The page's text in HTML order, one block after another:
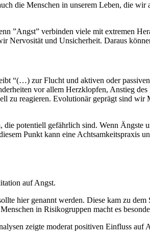
die Menschen in unserem Leben, die
”Angst” verbinden viele mit extremen
und Unsicherheit. Daraus
“(…) zur Flucht und aktiven oder
vor allem Herzklopfen, Anstieg
zu reagieren. Evolutionär geprägt sind
potentiell gefährlich sind. Wenn Ängste
Punkt kann eine Achtsamkeitspraxis
auf Angst.
hier genannt werden. Diese kam zu
in Risikogruppen macht es
zeigte moderat positiven Einfluss auf